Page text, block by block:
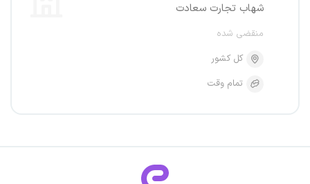
شهاب تجارت سعادت
منقضی شده
کل کشور
تمام وقت